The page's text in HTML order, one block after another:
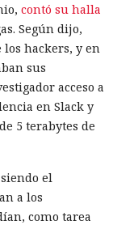
de un
que la mayor
se usa en
la detección
de señales
la creación
y el fraude con
IA con
ésta
ajena
contó su halla
Según dijo,
los hackers, y en
sus
acceso a
en Slack y
5 terabytes de
el
a los
como tarea